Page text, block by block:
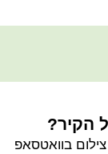
הקיר?
בוואטסאפ